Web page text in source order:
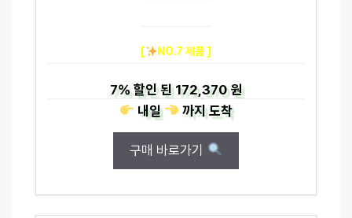
[ NO.7 제품 ]
7%할인 된172,370 원
내일
까지도착
구매 바로가기